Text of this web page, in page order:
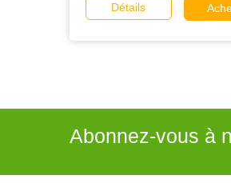
Détails
Abonnez-vous à